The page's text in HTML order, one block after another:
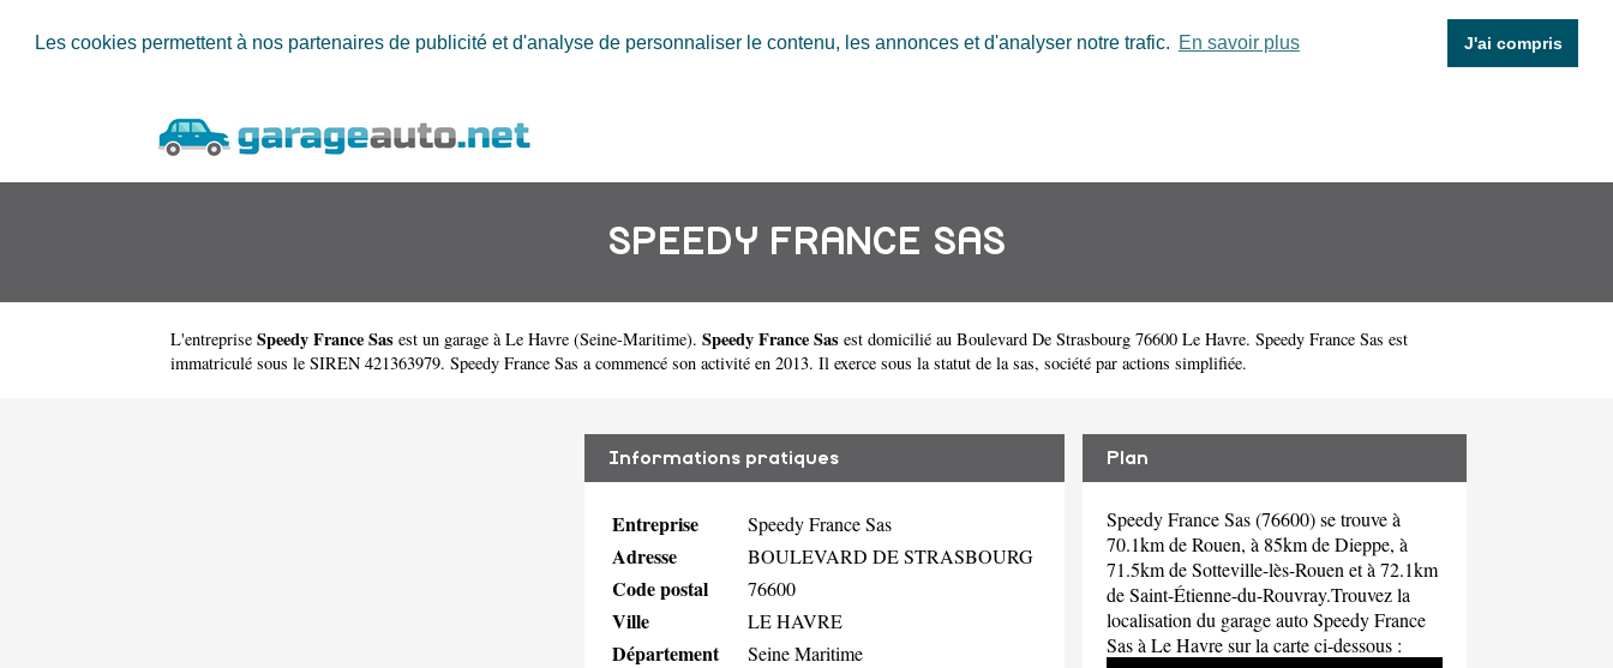
Les cookies permettent à nos partenaires de publicité et d'analyse de personnaliser le contenu, les annonces et d'analyser notre trafic. En savoir plus J'ai compris
SPEEDY FRANCE SAS
L'entreprise Speedy France Sas est un garage à Le Havre (Seine-Maritime). Speedy France Sas est domicilié au Boulevard De Strasbourg 76600 Le Havre. Speedy France Sas est
immatriculé sous le SIREN 421363979. Speedy France Sas a commencé son activité en 2013. Il exerce sous la statut de la sas, société par actions simplifiée.
Informations pratiques
Entreprise Speedy France Sas
Adresse BOULEVARD DE STRASBOURG
Code postal 76600
Ville LE HAVRE
Département Seine Maritime
Plan
Speedy France Sas (76600) se trouve à
70.1km de Rouen, à 85km de Dieppe, à
71.5km de Sotteville-lès-Rouen et à 72.1km
de Saint-Étienne-du-Rouvray.Trouvez la
localisation du garage auto Speedy France
Sas à Le Havre sur la carte ci-dessous :